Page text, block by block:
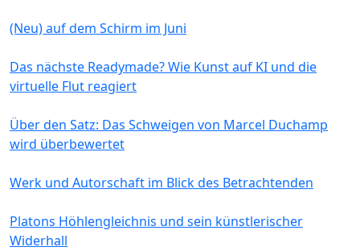
(Neu) auf dem Schirm im Juni
Das nächste Readymade? Wie Kunst auf KI und die
virtuelle Flut reagiert
Über den Satz: Das Schweigen von Marcel Duchamp
wird überbewertet
Werk und Autorschaft im Blick des Betrachtenden
Platons Höhlengleichnis und sein künstlerischer
Widerhall